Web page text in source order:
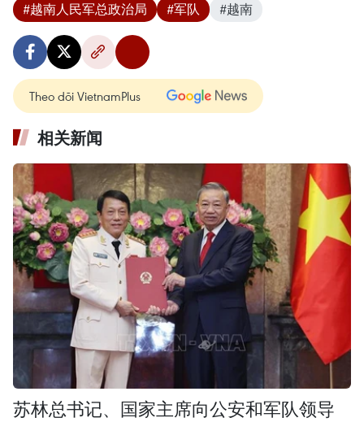
#越南人民军总政治局 #军队 #越南
Theo dõi VietnamPlus
相关新闻
苏林总书记、国家主席向公安和军队领导